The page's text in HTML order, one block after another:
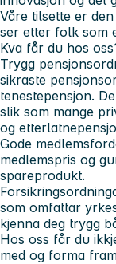
Våre tilsette er
ser etter folk som
Kva får du hos
Trygg
sikraste
tenestepensjon.
slik som mange
og
Gode
medlemspris og
spareprodukt.
som omfattar
kjenna deg trygg
Hos oss får du
med og forma